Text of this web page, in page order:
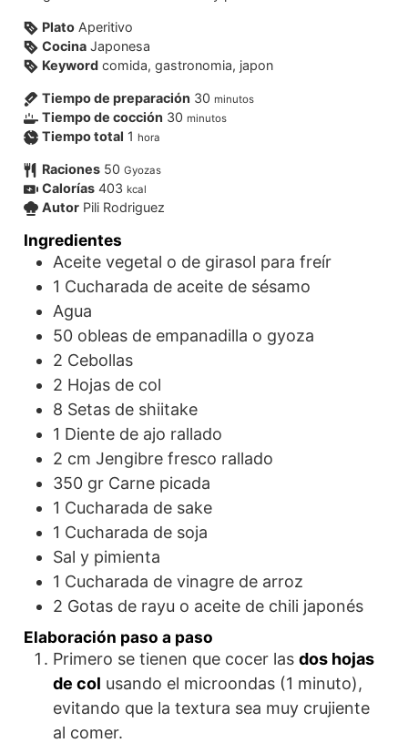
Plato Aperitivo
Cocina Japonesa
Keyword comida, gastronomia, japon
Tiempo de preparación 30 minutos
Tiempo de cocción 30 minutos
Tiempo total 1 hora
Raciones 50 Gyozas
Calorías 403 kcal
Autor Pili Rodriguez
Ingredientes
Aceite vegetal o de girasol para freír
1 Cucharada de aceite de sésamo
Agua
50 obleas de empanadilla o gyoza
2 Cebollas
2 Hojas de col
8 Setas de shiitake
1 Diente de ajo rallado
2 cm Jengibre fresco rallado
350 gr Carne picada
1 Cucharada de sake
1 Cucharada de soja
Sal y pimienta
1 Cucharada de vinagre de arroz
2 Gotas de rayu o aceite de chili japonés
Elaboración paso a paso
Primero se tienen que cocer las dos hojas
de col usando el microondas (1 minuto),
evitando que la textura sea muy crujiente
al comer.